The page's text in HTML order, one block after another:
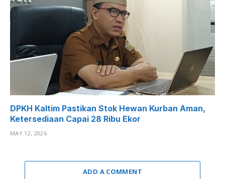
DPKH Kaltim Pastikan Stok Hewan Kurban Aman,
Ketersediaan Capai 28 Ribu Ekor
MAY 12, 2026
ADD A COMMENT